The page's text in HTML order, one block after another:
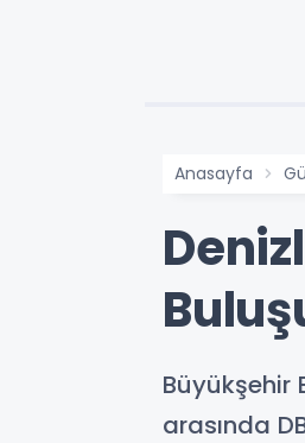
Anasayfa
Büyükşehir
arasında